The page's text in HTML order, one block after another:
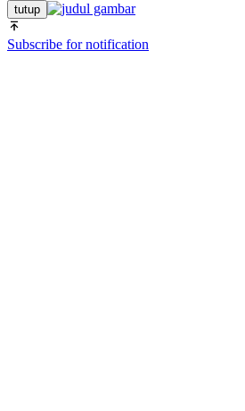
tutup
Subscribe for notification